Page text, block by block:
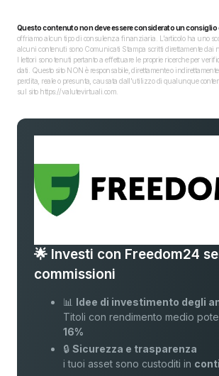
Questo contenuto non deve essere considerato un consiglio
offriamo alcun tipo di consulenza finanziaria. L’articolo ha uno
alcuni contenuti sono Comunicati Stampa scritti direttamente dai
I lettori sono tenuti pertanto a effettuare le proprie ricerche per
dati. Questo sito NON è responsabile, direttamente o
perdita, reale o presunta, causata dall'utilizzo di qualunque
sul sito https://valutevirtuali.com.
🌟 Investi con Freedom24
commissioni
📊 Idee di investimento degli
Titoli con rendimento medio
16%
🔒Sicurezza e trasparenza
i tuoi asset sono custoditi in